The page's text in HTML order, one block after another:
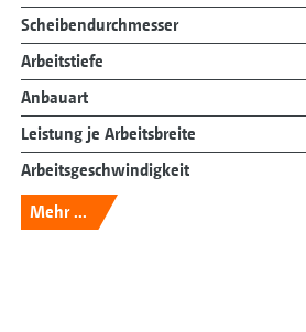
Scheibendurchmesser
Arbeitstiefe
Anbauart
Leistung je Arbeitsbreite
Arbeitsgeschwindigkeit
Mehr ...